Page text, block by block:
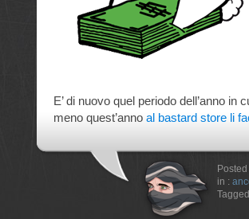
E’ di nuovo quel periodo dell’anno in
meno quest’anno al bastard store li
in :